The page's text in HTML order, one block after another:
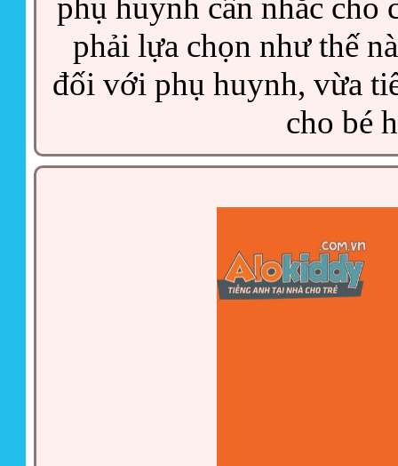
phải lựa chọn như thế
đối với phụ huynh, vừa
cho bé